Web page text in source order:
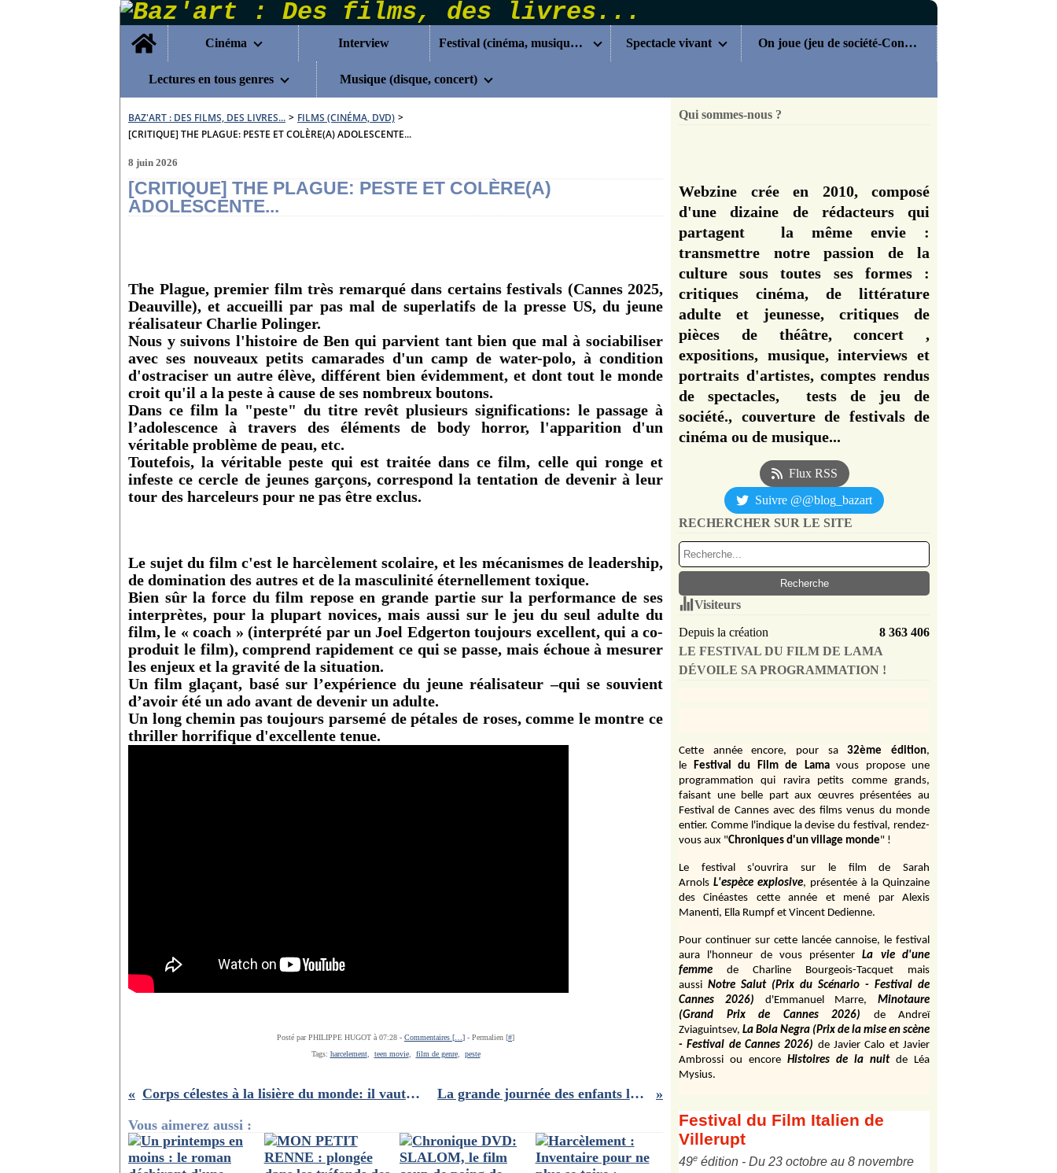
Home
Cinéma
Interview Festival (cinéma, musique...) Spectacle vivant On joue (jeu de société-Concours)
Lectures en tous genres Musique (disque, concert)
BAZ'ART : DES FILMS, DES LIVRES... > FILMS (CINÉMA, DVD) >
[CRITIQUE] THE PLAGUE: PESTE ET COLÈRE(A) ADOLESCENTE...
8 juin 2026
[CRITIQUE] THE PLAGUE: PESTE ET COLÈRE(A)
ADOLESCENTE...
The Plague, premier film très remarqué dans certains festivals (Cannes 2025,
Deauville), et accueilli par pas mal de superlatifs de la presse US, du jeune
réalisateur Charlie Polinger.
Nous y suivons l'histoire de Ben qui parvient tant bien que mal à sociabiliser
avec ses nouveaux petits camarades d'un camp de water-polo, à condition
d'ostraciser un autre élève, différent bien évidemment, et dont tout le monde
croit qu'il a la peste à cause de ses nombreux boutons.
Dans ce film la "peste" du titre revêt plusieurs significations: le passage à
l’adolescence à travers des éléments de body horror, l'apparition d'un
véritable problème de peau, etc.
Toutefois, la véritable peste qui est traitée dans ce film, celle qui ronge et
infeste ce cercle de jeunes garçons, correspond la tentation de devenir à leur
tour des harceleurs pour ne pas être exclus.
Le sujet du film c'est le harcèlement scolaire, et les mécanismes de leadership,
de domination des autres et de la masculinité éternellement toxique.
Bien sûr la force du film repose en grande partie sur la performance de ses
interprètes, pour la plupart novices, mais aussi sur le jeu du seul adulte du
film, le « coach » (interprété par un Joel Edgerton toujours excellent, qui a co-
produit le film), comprend rapidement ce qui se passe, mais échoue à mesurer
les enjeux et la gravité de la situation.
Un film glaçant, basé sur l’expérience du jeune réalisateur –qui se souvient
d’avoir été un ado avant de devenir un adulte.
Un long chemin pas toujours parsemé de pétales de roses, comme le montre ce
thriller horrifique d'excellente tenue.
Posté par PHILIPPE HUGOT à 07:28 - Commentaires [ ] - Permalien [#]
Tags: harcelement, teen movie, film de genre, peste
Corps célestes à la lisière du monde: il vaut quoi le dernier Jón Kalman Stefánsson?
La grande journée des enfants le 14 juin dans les cinémas Pathé
Vous aimerez aussi :
Qui sommes-nous ?
Webzine crée en 2010, composé
d'une dizaine de rédacteurs qui
partagent la même envie :
transmettre notre passion de la
culture sous toutes ses formes :
critiques cinéma, de littérature
adulte et jeunesse, critiques de
pièces de théâtre, concert ,
expositions, musique, interviews et
portraits d'artistes, comptes rendus
de spectacles, tests de jeu de
société., couverture de festivals de
cinéma ou de musique...
Flux RSS
Suivre @@blog_bazart
RECHERCHER SUR LE SITE
Visiteurs
Depuis la création
8 363 406
LE FESTIVAL DU FILM DE LAMA
DÉVOILE SA PROGRAMMATION !
Cette année encore, pour sa 32ème édition,
le Festival du Film de Lama vous propose une
programmation qui ravira petits comme grands,
faisant une belle part aux œuvres présentées au
Festival de Cannes avec des films venus du monde
entier. Comme l'indique la devise du festival, rendez-
vous aux "Chroniques d'un village monde" !
Le festival s'ouvrira sur le film de Sarah
Arnols L'espèce explosive, présentée à la Quinzaine
des Cinéastes cette année et mené par Alexis
Manenti, Ella Rumpf et Vincent Dedienne.
Pour continuer sur cette lancée cannoise, le festival
aura l'honneur de vous présenter
La vie d'une
femme
de Charline Bourgeois-Tacquet
mais
aussi Notre Salut (Prix du Scénario - Festival de
Cannes 2026)
d'Emmanuel Marre,
Minotaure
(Grand Prix de Cannes 2026)
de Andreï
Zviaguintsev, La Bola Negra (Prix de la mise en scène
- Festival de Cannes 2026) de Javier Calo et Javier
Ambrossi ou encore Histoires de la nuit de Léa
Mysius.
Festival du Film Italien de
Villerupt
49e édition - Du 23 octobre au 8 novembre